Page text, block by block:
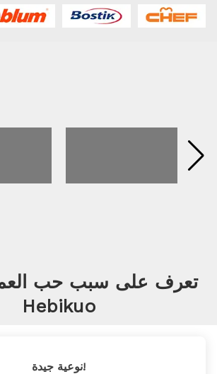
تعرف على سبب حب
Hebikuo
نوعية جيدة!